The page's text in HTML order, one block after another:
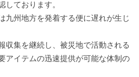
しております。
九州地方を発着する便に遅れが生じ
収集を継続し、被災地で活動される
アイテムの迅速提供が可能な体制の